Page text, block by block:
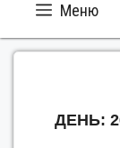
Меню
ДЕНЬ: